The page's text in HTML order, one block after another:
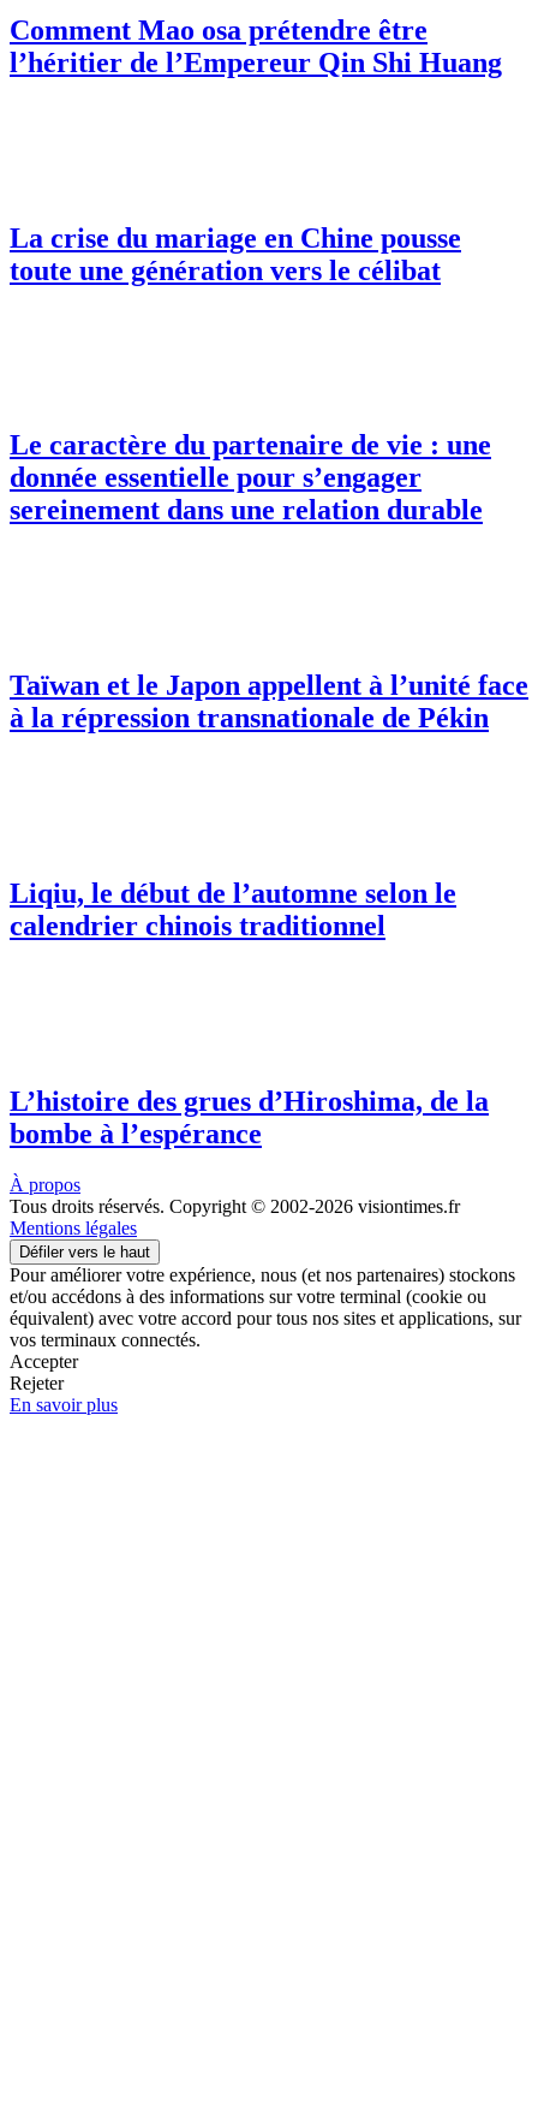
Comment Mao osa prétendre être
l’héritier de l’Empereur Qin Shi Huang
La crise du mariage en Chine pousse
toute une génération vers le célibat
Le caractère du partenaire de vie : une
donnée essentielle pour s’engager
sereinement dans une relation durable
Taïwan et le Japon appellent à l’unité face
à la répression transnationale de Pékin
Liqiu, le début de l’automne selon le
calendrier chinois traditionnel
L’histoire des grues d’Hiroshima, de la
bombe à l’espérance
À propos
Tous droits réservés. Copyright © 2002-2026 visiontimes.fr
Mentions légales
Défiler vers le haut
Pour améliorer votre expérience, nous (et nos partenaires) stockons
et/ou accédons à des informations sur votre terminal (cookie ou
équivalent) avec votre accord pour tous nos sites et applications, sur
vos terminaux connectés.
Accepter
Rejeter
En savoir plus